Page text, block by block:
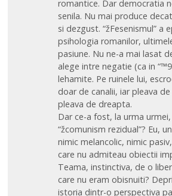
romantice. Dar democratia
senila. Nu mai produce
si dezgust. “žFesenismul” a
psihologia romanilor,
pasiune. Nu ne-a mai lasat
alege intre negatie (ca in
lehamite. Pe ruinele lui,
doar de canalii, iar pleava
pleava de dreapta.
Dar ce-a fost, la urma urmei,
“žcomunism rezidual”? Eu,
nimic melancolic, nimic
care nu admiteau obiectii
Teama, instinctiva, de o
care nu eram obisnuiti?
istoria dintr-o perspectiva